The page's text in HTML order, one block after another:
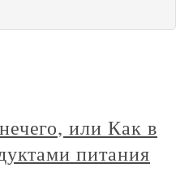
или Как в
питания